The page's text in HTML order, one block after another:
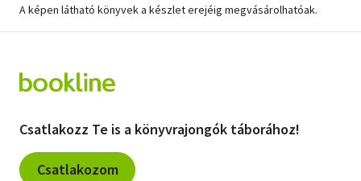
A képen látható könyvek a készlet erejéig megvásárolhatóak.
Csatlakozz Te is a könyvrajongók táborához!
Csatlakozom